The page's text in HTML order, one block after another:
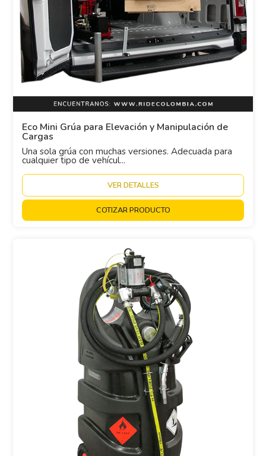
Eco Mini Grúa para Elevación y Manipulación de
Cargas
Una sola grúa con muchas versiones. Adecuada para
cualquier tipo de vehícul...
VER DETALLES
COTIZAR PRODUCTO